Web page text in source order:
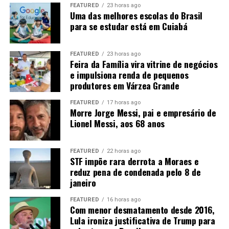
precisam ser transportados para outros mercados.
“Então nós temos um desafio aí para levar
biocombustíveis”
está a implantação de umetanoldutopara conectar
Mato Grosso aos grandes centros consumidores, como
São Paulo e Rio de Janeiro.“Nós precisamos sonhar com
um etanolduto. Nós já estamos fazendo um projeto, tem
alguns trabalhos nesse sentido”.
A expansão ferroviária, a duplicação da BR-163 e a
reduzir o custo de transporte. A ligação com o Arco
Norte pode ampliar ainda o acesso aos mercados
internacionais, principalmente na Ásia e na Europa.
FEATURED 23 horas ago
Uma das melhores escolas do Brasil
para se estudar está em Cuiabá
FEATURED 23 horas ago
Feira da Família vira vitrine de negócios
e impulsiona renda de pequenos
produtores em Várzea Grande
FEATURED 17 horas ago
Morre Jorge Messi, pai e empresário de
Lionel Messi, aos 68 anos
FEATURED 22 horas ago
STF impõe rara derrota a Moraes e
reduz pena de condenada pelo 8 de
janeiro
FEATURED 16 horas ago
Com menor desmatamento desde 2016,
Lula ironiza justificativa de Trump para